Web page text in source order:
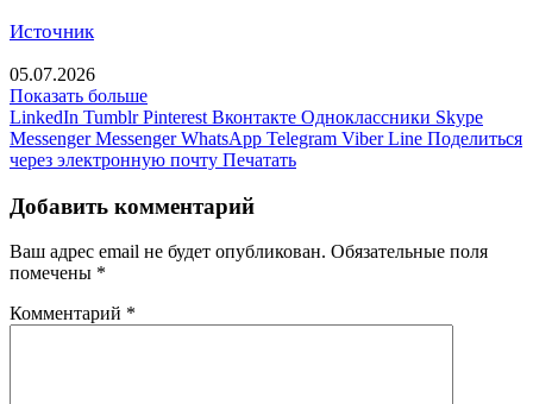
Источник
05.07.2026
Показать больше
LinkedIn Tumblr Pinterest Вконтакте Одноклассники Skype
Messenger Messenger WhatsApp Telegram Viber Line Поделиться
через электронную почту Печатать
Добавить комментарий
Ваш адрес email не будет опубликован. Обязательные поля
помечены *
Комментарий *